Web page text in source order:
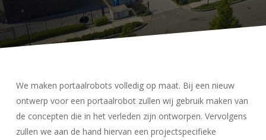
We maken portaalrobots volledig op maat. Bij een nieuw
ontwerp voor een portaalrobot zullen wij gebruik maken van
de concepten die in het verleden zijn ontworpen. Vervolgens
zullen we aan de hand hiervan een projectspecifieke